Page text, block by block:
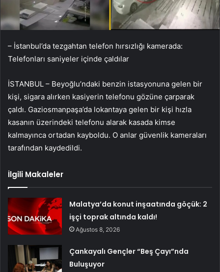
– İstanbul’da tezgahtan telefon hırsızlığı kamerada:
Telefonları saniyeler içinde çaldılar
İSTANBUL – Beyoğlu’ndaki benzin istasyonuna gelen bir
kişi, sigara alırken kasiyerin telefonu gözüne çarparak
çaldı. Gaziosmanpaşa’da lokantaya gelen bir kişi hızla
kasanın üzerindeki telefonu alarak kasada kimse
kalmayınca ortadan kayboldu. O anlar güvenlik kameraları
tarafından kaydedildi.
İlgili Makaleler
Malatya’da konut inşaatında göçük: 2
işçi toprak altında kaldı!
Ağustos 8, 2026
Çankayalı Gençler “Beş Çayı”nda
Buluşuyor